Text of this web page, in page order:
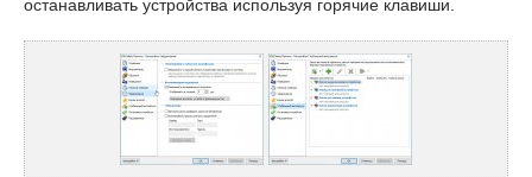
останавливать устройства используя горячие клавиши.